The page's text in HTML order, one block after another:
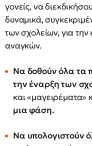
γονείς, να
δυναμικά,
των σχολείων, για
αναγκών.
Να δοθούν όλα τα
την έναρξη των
και «μαγειρέματα»
μια φάση.
Να υπολογιστούν